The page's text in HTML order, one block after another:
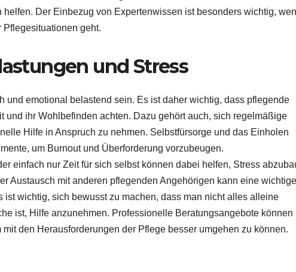
Der Einbezug von Expertenwissen ist besonders wichtig,
geht.
und Stress
und emotional belastend sein. Es ist daher wichtig, dass pflegende
und ihr Wohlbefinden achten. Dazu gehört auch, sich regelmäßige
Hilfe in Anspruch zu nehmen. Selbstfürsorge und das Einholen
um Burnout und Überforderung vorzubeugen.
einfach nur Zeit für sich selbst können dabei helfen, Stress
Austausch mit anderen pflegenden Angehörigen kann eine wichtige
wichtig, sich bewusst zu machen, dass man nicht alles alleine
ist, Hilfe anzunehmen. Professionelle Beratungsangebote können
den Herausforderungen der Pflege besser umgehen zu können.